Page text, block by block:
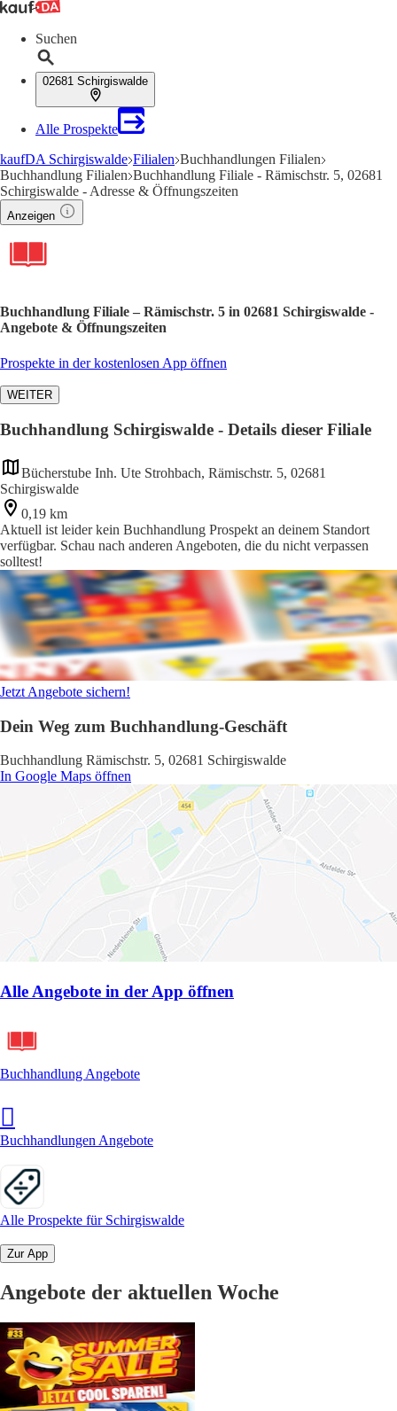
Suchen
02681 Schirgiswalde
Alle Prospekte
kaufDA Schirgiswalde Filialen Buchhandlungen Filialen
Buchhandlung Filialen Buchhandlung Filiale - Rämischstr. 5, 02681
Schirgiswalde - Adresse & Öffnungszeiten
Anzeigen
Buchhandlung Filiale – Rämischstr. 5 in 02681 Schirgiswalde -
Angebote & Öffnungszeiten
Prospekte in der kostenlosen App öffnen
WEITER
Buchhandlung Schirgiswalde - Details dieser Filiale
Bücherstube Inh. Ute Strohbach, Rämischstr. 5, 02681
Schirgiswalde
0,19 km
Aktuell ist leider kein Buchhandlung Prospekt an deinem Standort
verfügbar. Schau nach anderen Angeboten, die du nicht verpassen
solltest!
Jetzt Angebote sichern!
Dein Weg zum Buchhandlung-Geschäft
Buchhandlung Rämischstr. 5, 02681 Schirgiswalde
In Google Maps öffnen
Alle Angebote in der App öffnen
Buchhandlung Angebote
Buchhandlungen Angebote
Alle Prospekte für Schirgiswalde
Zur App
Angebote der aktuellen Woche